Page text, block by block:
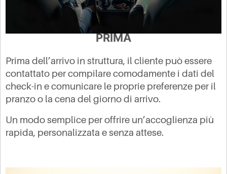
PRIMA
Prima dell’arrivo in struttura, il cliente può essere
contattato per compilare comodamente i dati del
check-in e comunicare le proprie preferenze per il
pranzo o la cena del giorno di arrivo.
Un modo semplice per offrire un’accoglienza più
rapida, personalizzata e senza attese.